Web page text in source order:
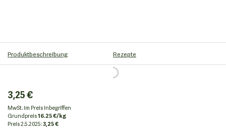
Produktbeschreibung Rezepte
3,25 €
MwSt. im Preis inbegriffen
Grundpreis16.25 €/kg
Preis2.5.2025:3,25 €